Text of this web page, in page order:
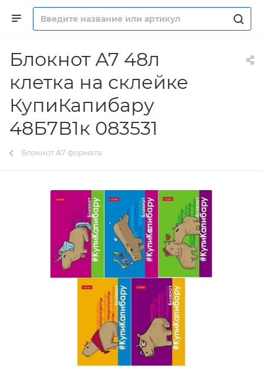
Блокнот А7 48л
клетка на склейке
КупиКапибару
48Б7В1к 083531
Блокнот А7 формата